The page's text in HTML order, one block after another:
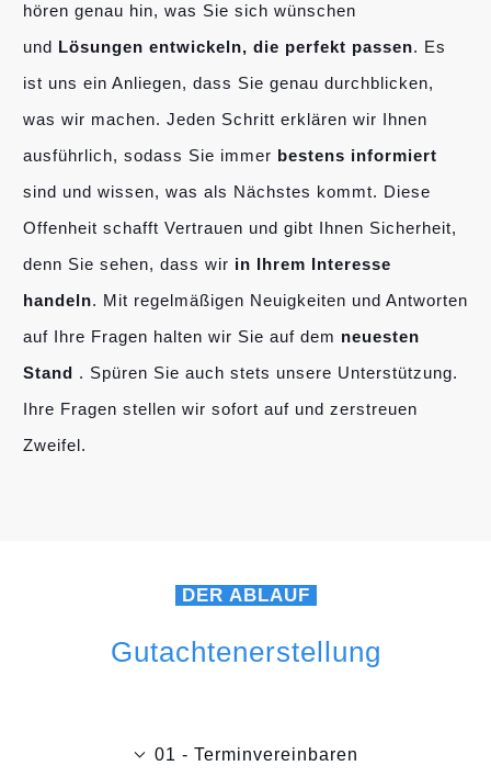
hören genau hin, was Sie sich wünschen
und Lösungen entwickeln, die perfekt passen. Es
ist uns ein Anliegen, dass Sie genau durchblicken,
was wir machen. Jeden Schritt erklären wir Ihnen
ausführlich, sodass Sie immer bestens informiert
sind und wissen, was als Nächstes kommt. Diese
Offenheit schafft Vertrauen und gibt Ihnen Sicherheit,
denn Sie sehen, dass wir in Ihrem Interesse
handeln. Mit regelmäßigen Neuigkeiten und Antworten
auf Ihre Fragen halten wir Sie auf dem neuesten
Stand . Spüren Sie auch stets unsere Unterstützung.
Ihre Fragen stellen wir sofort auf und zerstreuen
Zweifel.
DER ABLAUF
Gutachtenerstellung
01 - Terminvereinbaren